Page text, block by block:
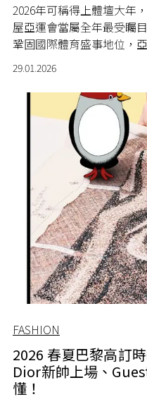
2026年可稱得上體壇大年
屋亞運會當屬全年最受矚
鞏固國際體育盛事地位，
登場。
29.01.2026
FASHION
2026 春夏巴黎高訂
Dior新帥上場、
懂！